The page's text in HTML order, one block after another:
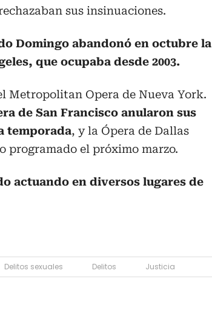
sus insinuaciones.
Domingo abandonó en octubre la
que ocupaba desde 2003.
Metropolitan Opera de Nueva York.
de San Francisco anularon sus
temporada, y la Ópera de Dallas
programado el próximo marzo.
actuando en diversos lugares de
Delitos sexuales Delitos Justicia